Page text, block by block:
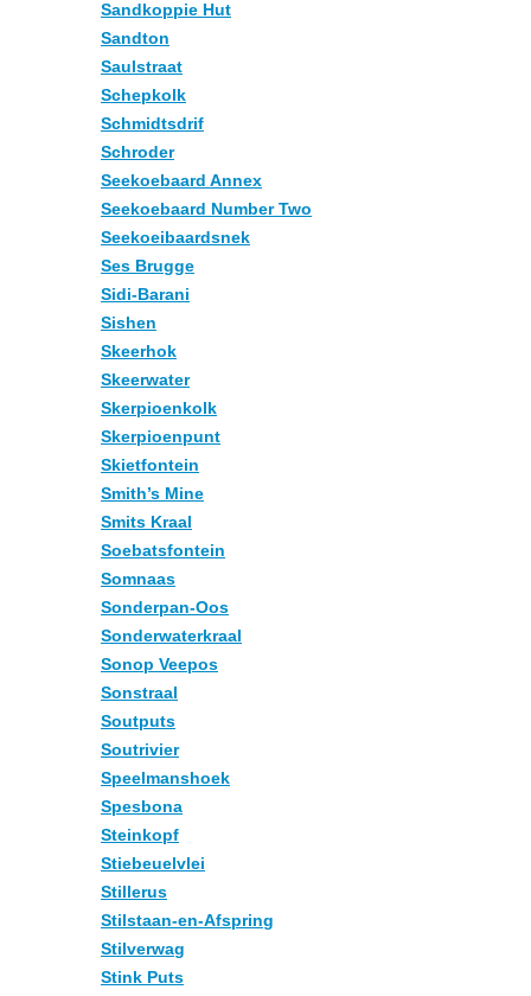
Sandkoppie Hut
Sandton
Saulstraat
Schepkolk
Schmidtsdrif
Schroder
Seekoebaard Annex
Seekoebaard Number Two
Seekoeibaardsnek
Ses Brugge
Sidi-Barani
Sishen
Skeerhok
Skeerwater
Skerpioenkolk
Skerpioenpunt
Skietfontein
Smith’s Mine
Smits Kraal
Soebatsfontein
Somnaas
Sonderpan-Oos
Sonderwaterkraal
Sonop Veepos
Sonstraal
Soutputs
Soutrivier
Speelmanshoek
Spesbona
Steinkopf
Stiebeuelvlei
Stillerus
Stilstaan-en-Afspring
Stilverwag
Stink Puts